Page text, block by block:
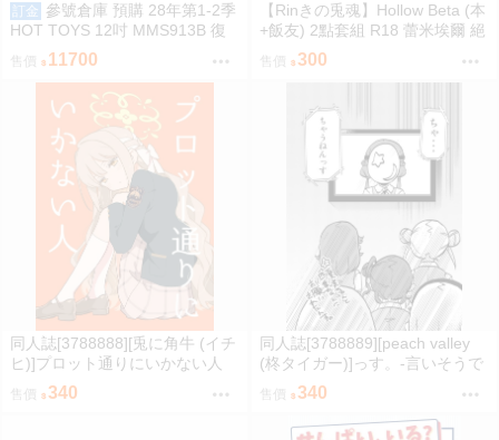
訂金 參號倉庫 預購 28年第1-2季
HOT TOYS 12吋 MMS913B 復
仇者聯盟：末日崛起 萬磁王 豪華
特別版
售價 11700
【Rinきの兎魂】Hollow Beta (本
+飯友) 2點套組 R18 蕾米埃爾 絕
區零 ZZZ【FF47場前預購】{宅
即門}
售價 300
同人誌[3788888][兎に角牛 (イチ
ヒ)]プロット通りにいかない人
(蔚藍檔案)
340
同人誌[3788889][peach valley
(柊タイガー)]っす。-言いそうで
言わなさそうだけど言わなささ
そう- (Love Live Superstar)
340